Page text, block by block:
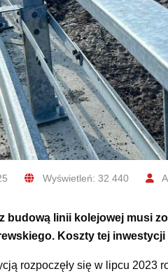
Wyświetleń: 32 440
budową linii kolejowej musi
Koszty tej
rozpoczęły się w lipcu